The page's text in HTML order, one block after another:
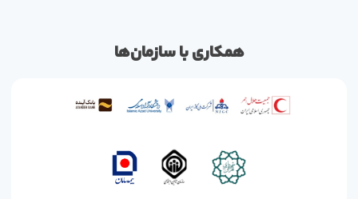
همکاری با سازمان‌ها